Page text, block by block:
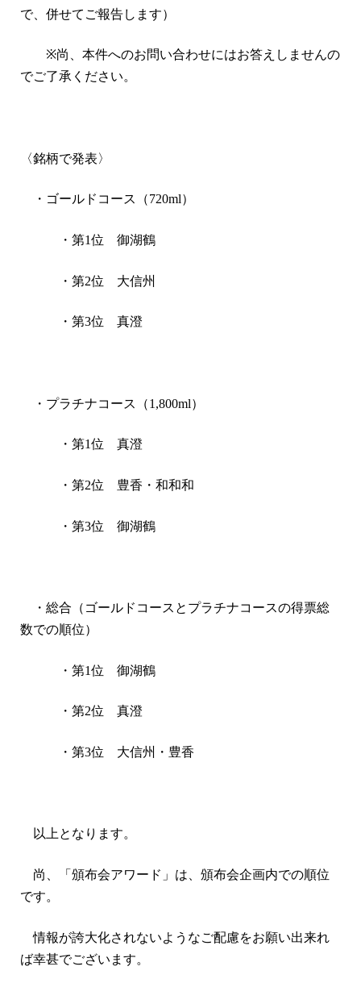
で、併せてご報告します）
※尚、本件へのお問い合わせにはお答えしませんの
でご了承ください。
〈銘柄で発表〉
・ゴールドコース（720ml）
・第1位 御湖鶴
・第2位 大信州
・第3位 真澄
・プラチナコース（1,800ml）
・第1位 真澄
・第2位 豊香・和和和
・第3位 御湖鶴
・総合（ゴールドコースとプラチナコースの得票総
数での順位）
・第1位 御湖鶴
・第2位 真澄
・第3位 大信州・豊香
以上となります。
尚、「頒布会アワード」は、頒布会企画内での順位
です。
情報が誇大化されないようなご配慮をお願い出来れ
ば幸甚でございます。